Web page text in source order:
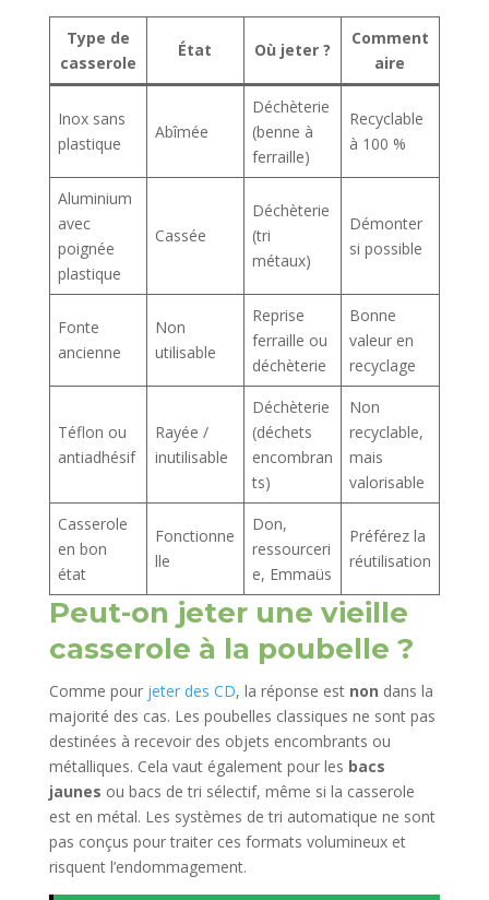
Type de
casserole
État Où jeter ?
Comment
aire
Inox sans
plastique
Abîmée
Déchèterie
(benne à
ferraille)
Recyclable
à 100 %
Aluminium
avec
poignée
plastique
Cassée
Déchèterie
(tri
métaux)
Démonter
si possible
Fonte
ancienne
Non
utilisable
Reprise
ferraille ou
déchèterie
Bonne
valeur en
recyclage
Téflon ou
antiadhésif
Rayée /
inutilisable
Déchèterie
(déchets
encombran
ts)
Non
recyclable,
mais
valorisable
Casserole
en bon
état
Fonctionne
lle
Don,
ressourceri
e, Emmaüs
Préférez la
réutilisation
Peut-on jeter une vieille
casserole à la poubelle ?
Comme pour jeter des CD, la réponse est non dans la
majorité des cas. Les poubelles classiques ne sont pas
destinées à recevoir des objets encombrants ou
métalliques. Cela vaut également pour les bacs
jaunes ou bacs de tri sélectif, même si la casserole
est en métal. Les systèmes de tri automatique ne sont
pas conçus pour traiter ces formats volumineux et
risquent l’endommagement.